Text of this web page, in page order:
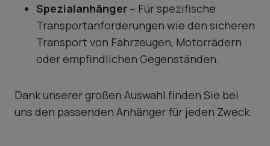
Spezialanhänger – Für spezifische
Transportanforderungen wie den sicheren
Transport von Fahrzeugen, Motorrädern
oder empfindlichen Gegenständen.
Dank unserer großen Auswahl finden Sie bei
uns den passenden Anhänger für jeden Zweck.